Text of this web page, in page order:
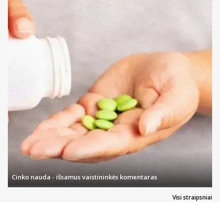
Visi straipsniai
Cinko nauda - išsamus vaistininkės komentaras